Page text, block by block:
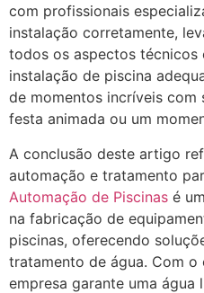
com profissionais
instalação corretamente,
todos os aspectos técnicos
instalação de piscina
de momentos incríveis com
festa animada ou um
A conclusão deste artigo
automação e tratamento
Automação de Piscinas é
na fabricação de
piscinas, oferecendo
tratamento de água. Com o
empresa garante uma água